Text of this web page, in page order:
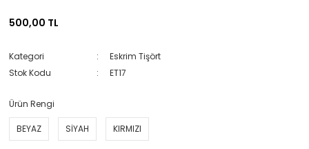
500,00 TL
Kategori
Eskrim Tişört
Stok Kodu
ET17
Ürün Rengi
BEYAZ SİYAH KIRMIZI